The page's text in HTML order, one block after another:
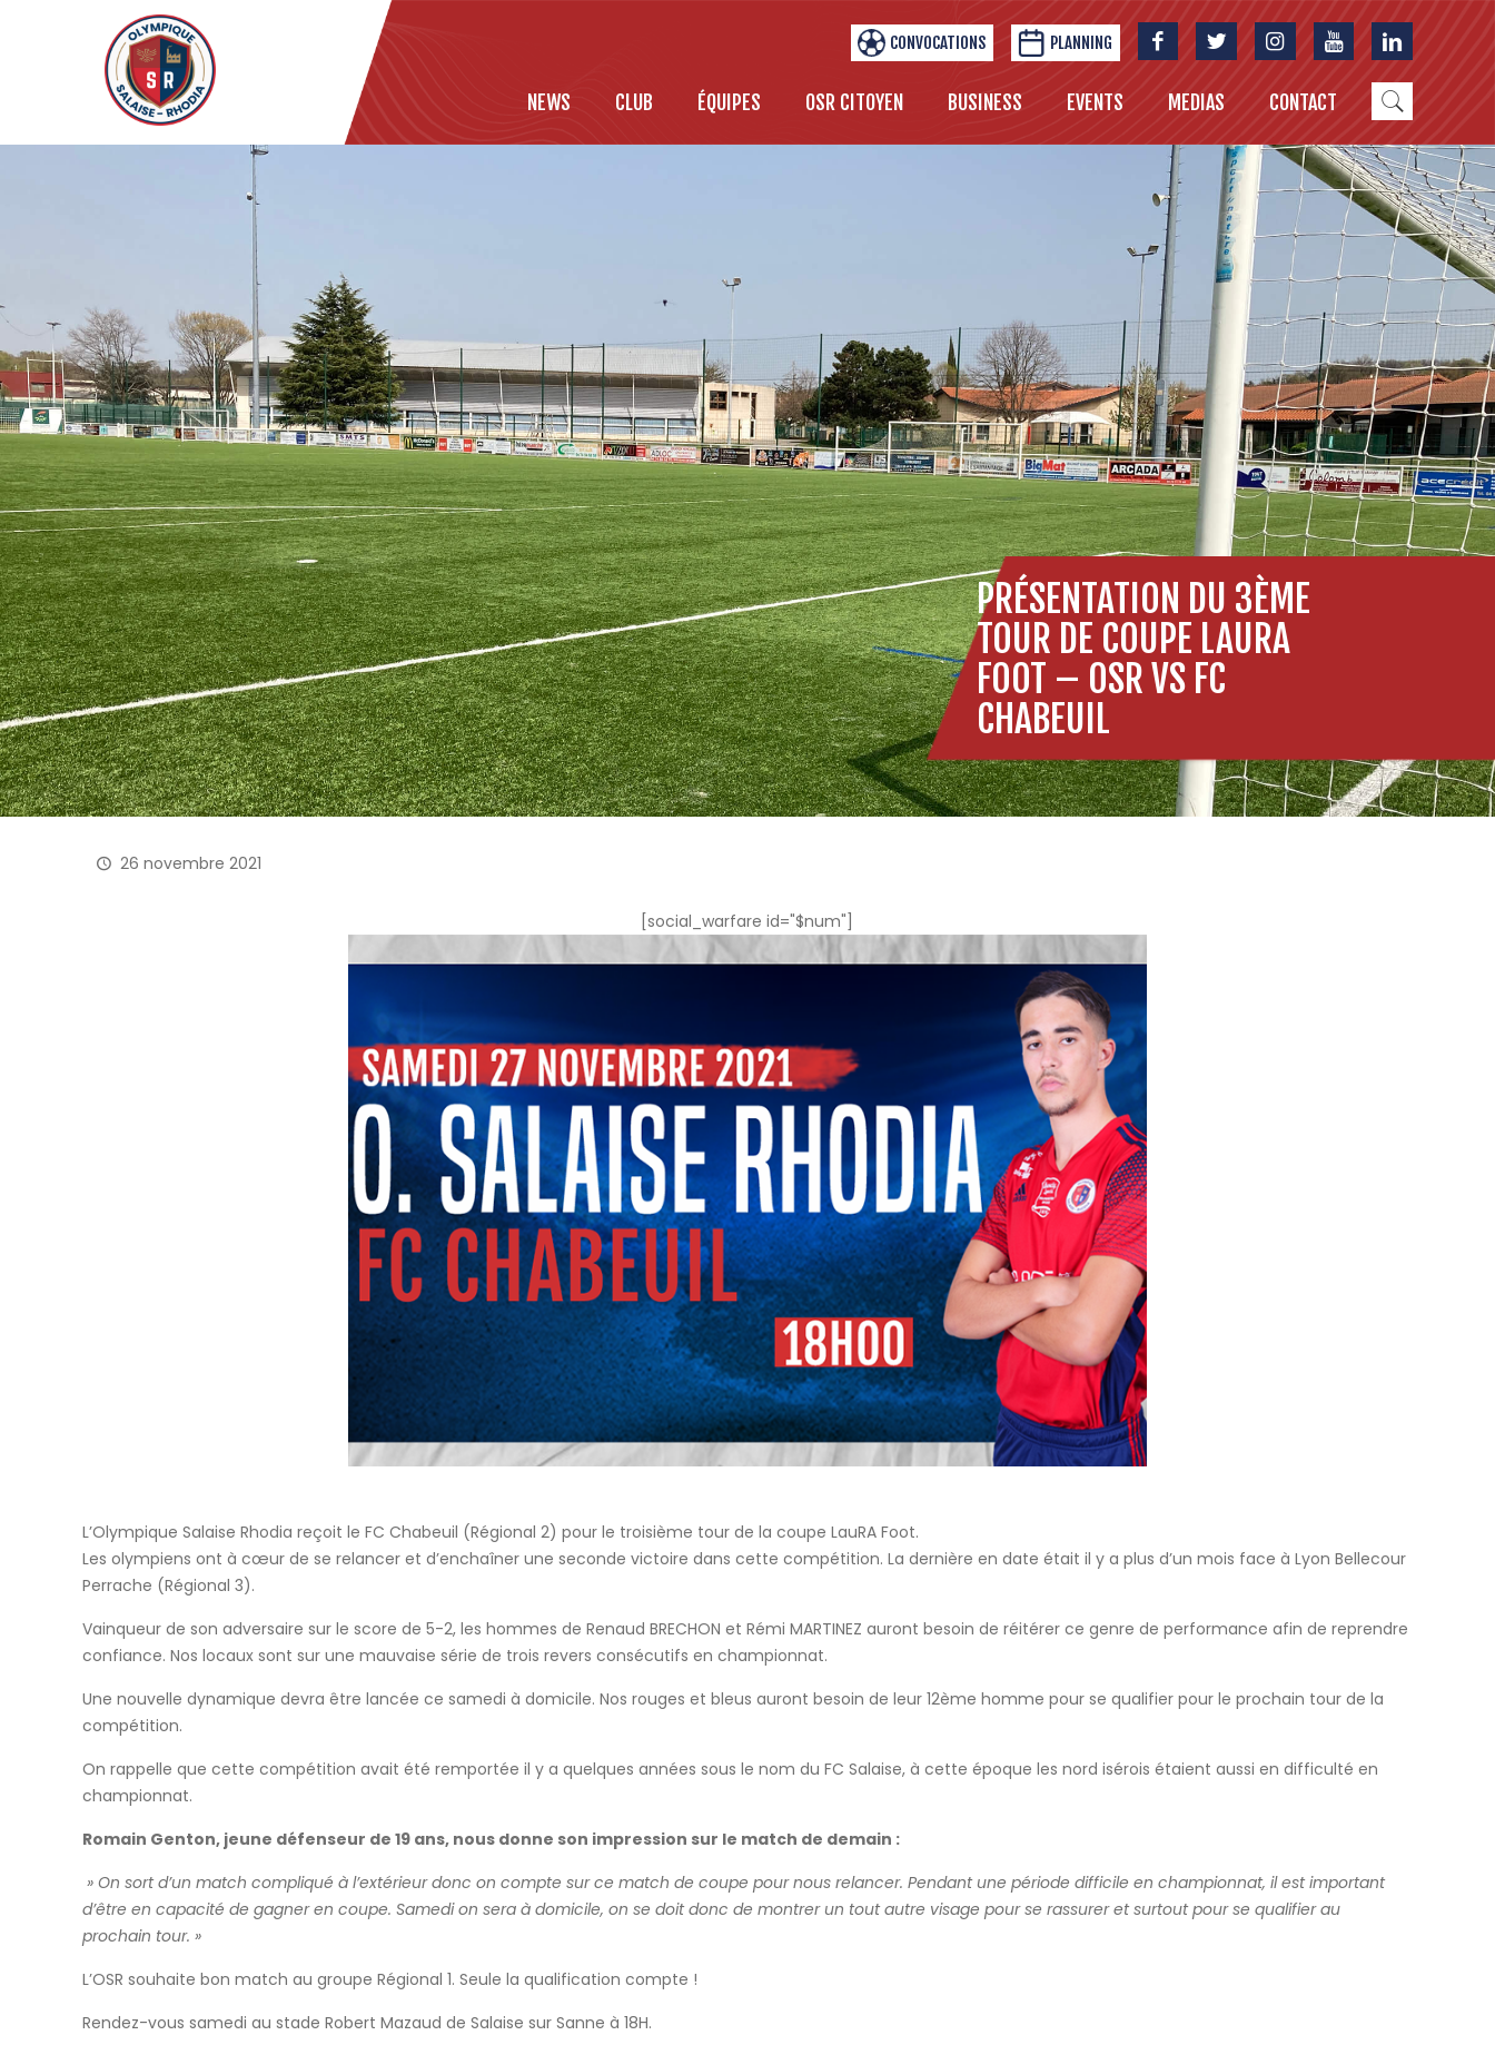
CONVOCATIONS PLANNING
NEWS CLUB ÉQUIPES OSR CITOYEN BUSINESS EVENTS MEDIAS CONTACT
PRÉSENTATION DU 3ÈME
TOUR DE COUPE LAURA
FOOT – OSR VS FC
CHABEUIL
26 novembre 2021
[social_warfare id="$num"]
L’Olympique Salaise Rhodia reçoit le FC Chabeuil (Régional 2) pour le troisième tour de la coupe LauRA Foot.
Les olympiens ont à cœur de se relancer et d’enchaîner une seconde victoire dans cette compétition. La dernière en date était il y a plus d’un mois face à Lyon Bellecour
Perrache (Régional 3).
Vainqueur de son adversaire sur le score de 5-2, les hommes de Renaud BRECHON et Rémi MARTINEZ auront besoin de réitérer ce genre de performance afin de reprendre
confiance. Nos locaux sont sur une mauvaise série de trois revers consécutifs en championnat.
Une nouvelle dynamique devra être lancée ce samedi à domicile. Nos rouges et bleus auront besoin de leur 12ème homme pour se qualifier pour le prochain tour de la
compétition.
On rappelle que cette compétition avait été remportée il y a quelques années sous le nom du FC Salaise, à cette époque les nord isérois étaient aussi en difficulté en
championnat.
Romain Genton, jeune défenseur de 19 ans, nous donne son impression sur le match de demain :
» On sort d’un match compliqué à l’extérieur donc on compte sur ce match de coupe pour nous relancer. Pendant une période difficile en championnat, il est important
d’être en capacité de gagner en coupe. Samedi on sera à domicile, on se doit donc de montrer un tout autre visage pour se rassurer et surtout pour se qualifier au
prochain tour. »
L’OSR souhaite bon match au groupe Régional 1. Seule la qualification compte !
Rendez-vous samedi au stade Robert Mazaud de Salaise sur Sanne à 18H.